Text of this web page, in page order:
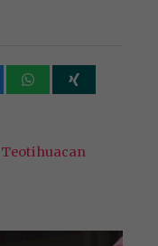
Teotihuacan